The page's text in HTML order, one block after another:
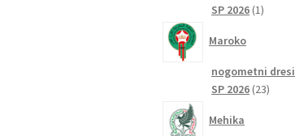
SP 2026 11
Maroko
nogometni dresi
SP 2026 2323
Mehika